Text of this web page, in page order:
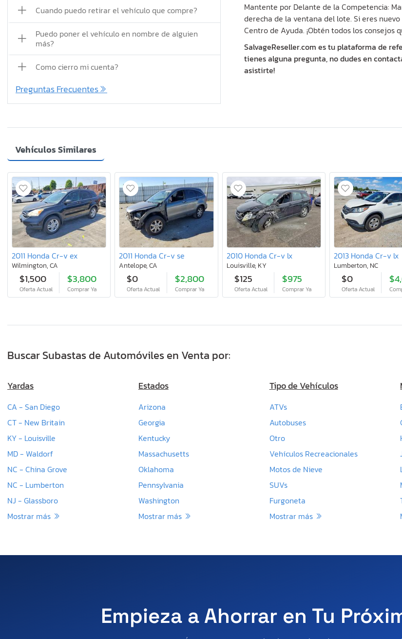
Cuando puedo retirar el vehículo que compre?
Puedo poner el vehículo en nombre de alguien
más?
Como cierro mi cuenta?
Preguntas Frecuentes
Mantente por Delante de la Competencia:
derecha de la ventana del lote. Si eres
Centro de Ayuda. ¡Obtén todos los
SalvageReseller.com es tu plataforma de
tienes alguna pregunta, no dudes en
asistirte!
Vehículos Similares
2011 Honda Cr-v ex
Wilmington, CA
$1,500
Oferta Actual
$3,800
Comprar Ya
2011 Honda Cr-v se
Antelope, CA
$0
Oferta Actual
$2,800
Comprar Ya
2010 Honda Cr-v lx
Louisville, KY
$125
Oferta Actual
$975
Comprar Ya
2013 Honda Cr-v lx
Lumberton, NC
$0
Oferta Actual
Buscar Subastas de Automóviles en Venta por:
Yardas
CA - San Diego
CT - New Britain
KY - Louisville
MD - Waldorf
NC - China Grove
NC - Lumberton
NJ - Glassboro
Mostrar más
Estados
Arizona
Georgia
Kentucky
Massachusetts
Oklahoma
Pennsylvania
Washington
Mostrar más
Tipo de Vehículos
ATVs
Autobuses
Otro
Vehículos Recreacionales
Motos de Nieve
SUVs
Furgoneta
Mostrar más
Empieza a Ahorrar en Tu